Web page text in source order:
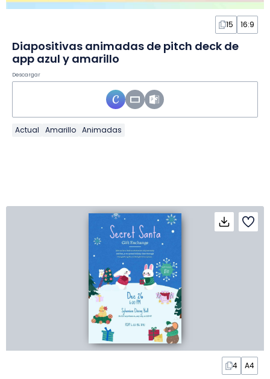
15 16:9
Diapositivas animadas de pitch deck de
app azul y amarillo
Descargar
Actual Amarillo Animadas
4 A4